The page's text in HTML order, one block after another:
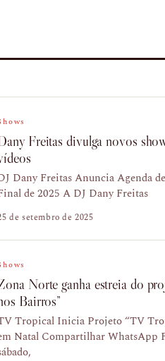
Freitas divulga novos
Dany Freitas Anuncia Agenda
de 2025 A DJ Dany Freitas
de setembro de 2025
Norte ganha estreia do
Bairros”
Tropical Inicia Projeto “TV
Natal Compartilhar WhatsApp